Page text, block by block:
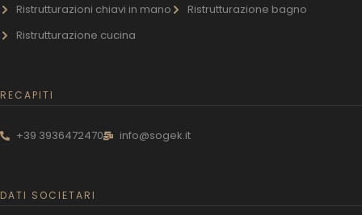
Ristrutturazioni chiavi in mano
Ristrutturazione bagno
Ristrutturazione cucina
RECAPITI
+39 3936472470 info@sogek.it
DATI SOCIETARI